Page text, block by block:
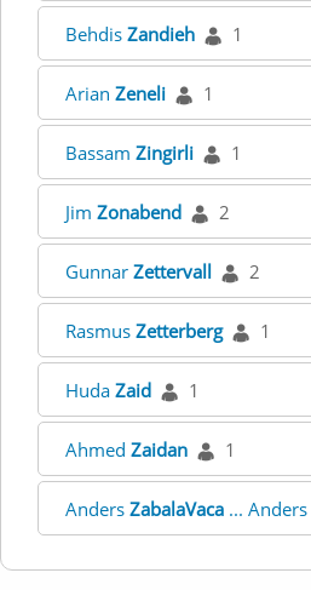
Behdis Zandieh 1
Arian Zeneli 1
Bassam Zingirli 1
Jim Zonabend 2
Gunnar Zettervall 2
Rasmus Zetterberg 1
Huda Zaid 1
Ahmed Zaidan 1
Anders ZabalaVaca ... Anders